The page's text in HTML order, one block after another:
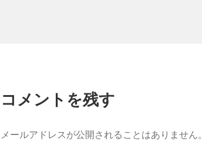
コメントを残す
メールアドレスが公開されることはありません